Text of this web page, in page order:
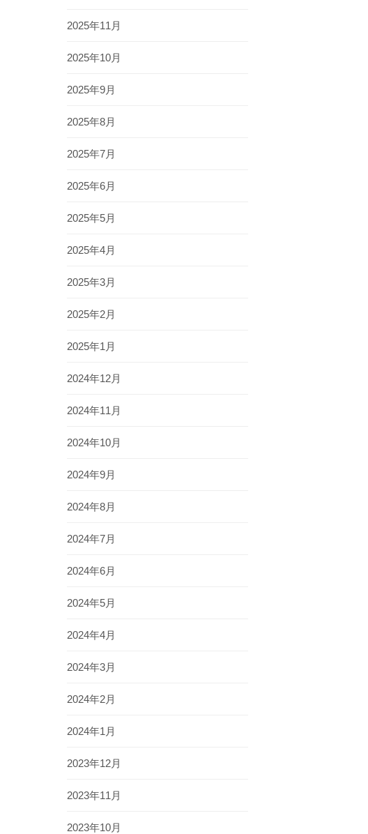
2025年11月
2025年10月
2025年9月
2025年8月
2025年7月
2025年6月
2025年5月
2025年4月
2025年3月
2025年2月
2025年1月
2024年12月
2024年11月
2024年10月
2024年9月
2024年8月
2024年7月
2024年6月
2024年5月
2024年4月
2024年3月
2024年2月
2024年1月
2023年12月
2023年11月
2023年10月